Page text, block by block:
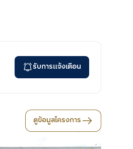
รับการแจ้งเตือน
ดูข้อมูลโครงการ